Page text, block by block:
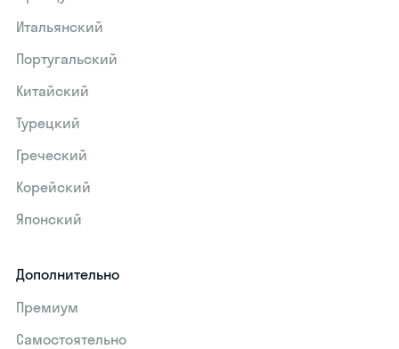
Итальянский
Португальский
Китайский
Турецкий
Греческий
Корейский
Японский
Дополнительно
Премиум
Самостоятельно